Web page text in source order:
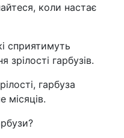
коли настає
сприятимуть
зрілості гарбузів.
гарбуза
місяців.